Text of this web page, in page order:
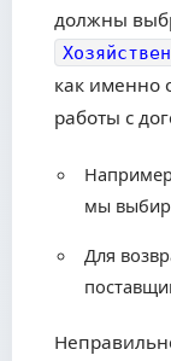
должны
как именно
работы с
мы
Для